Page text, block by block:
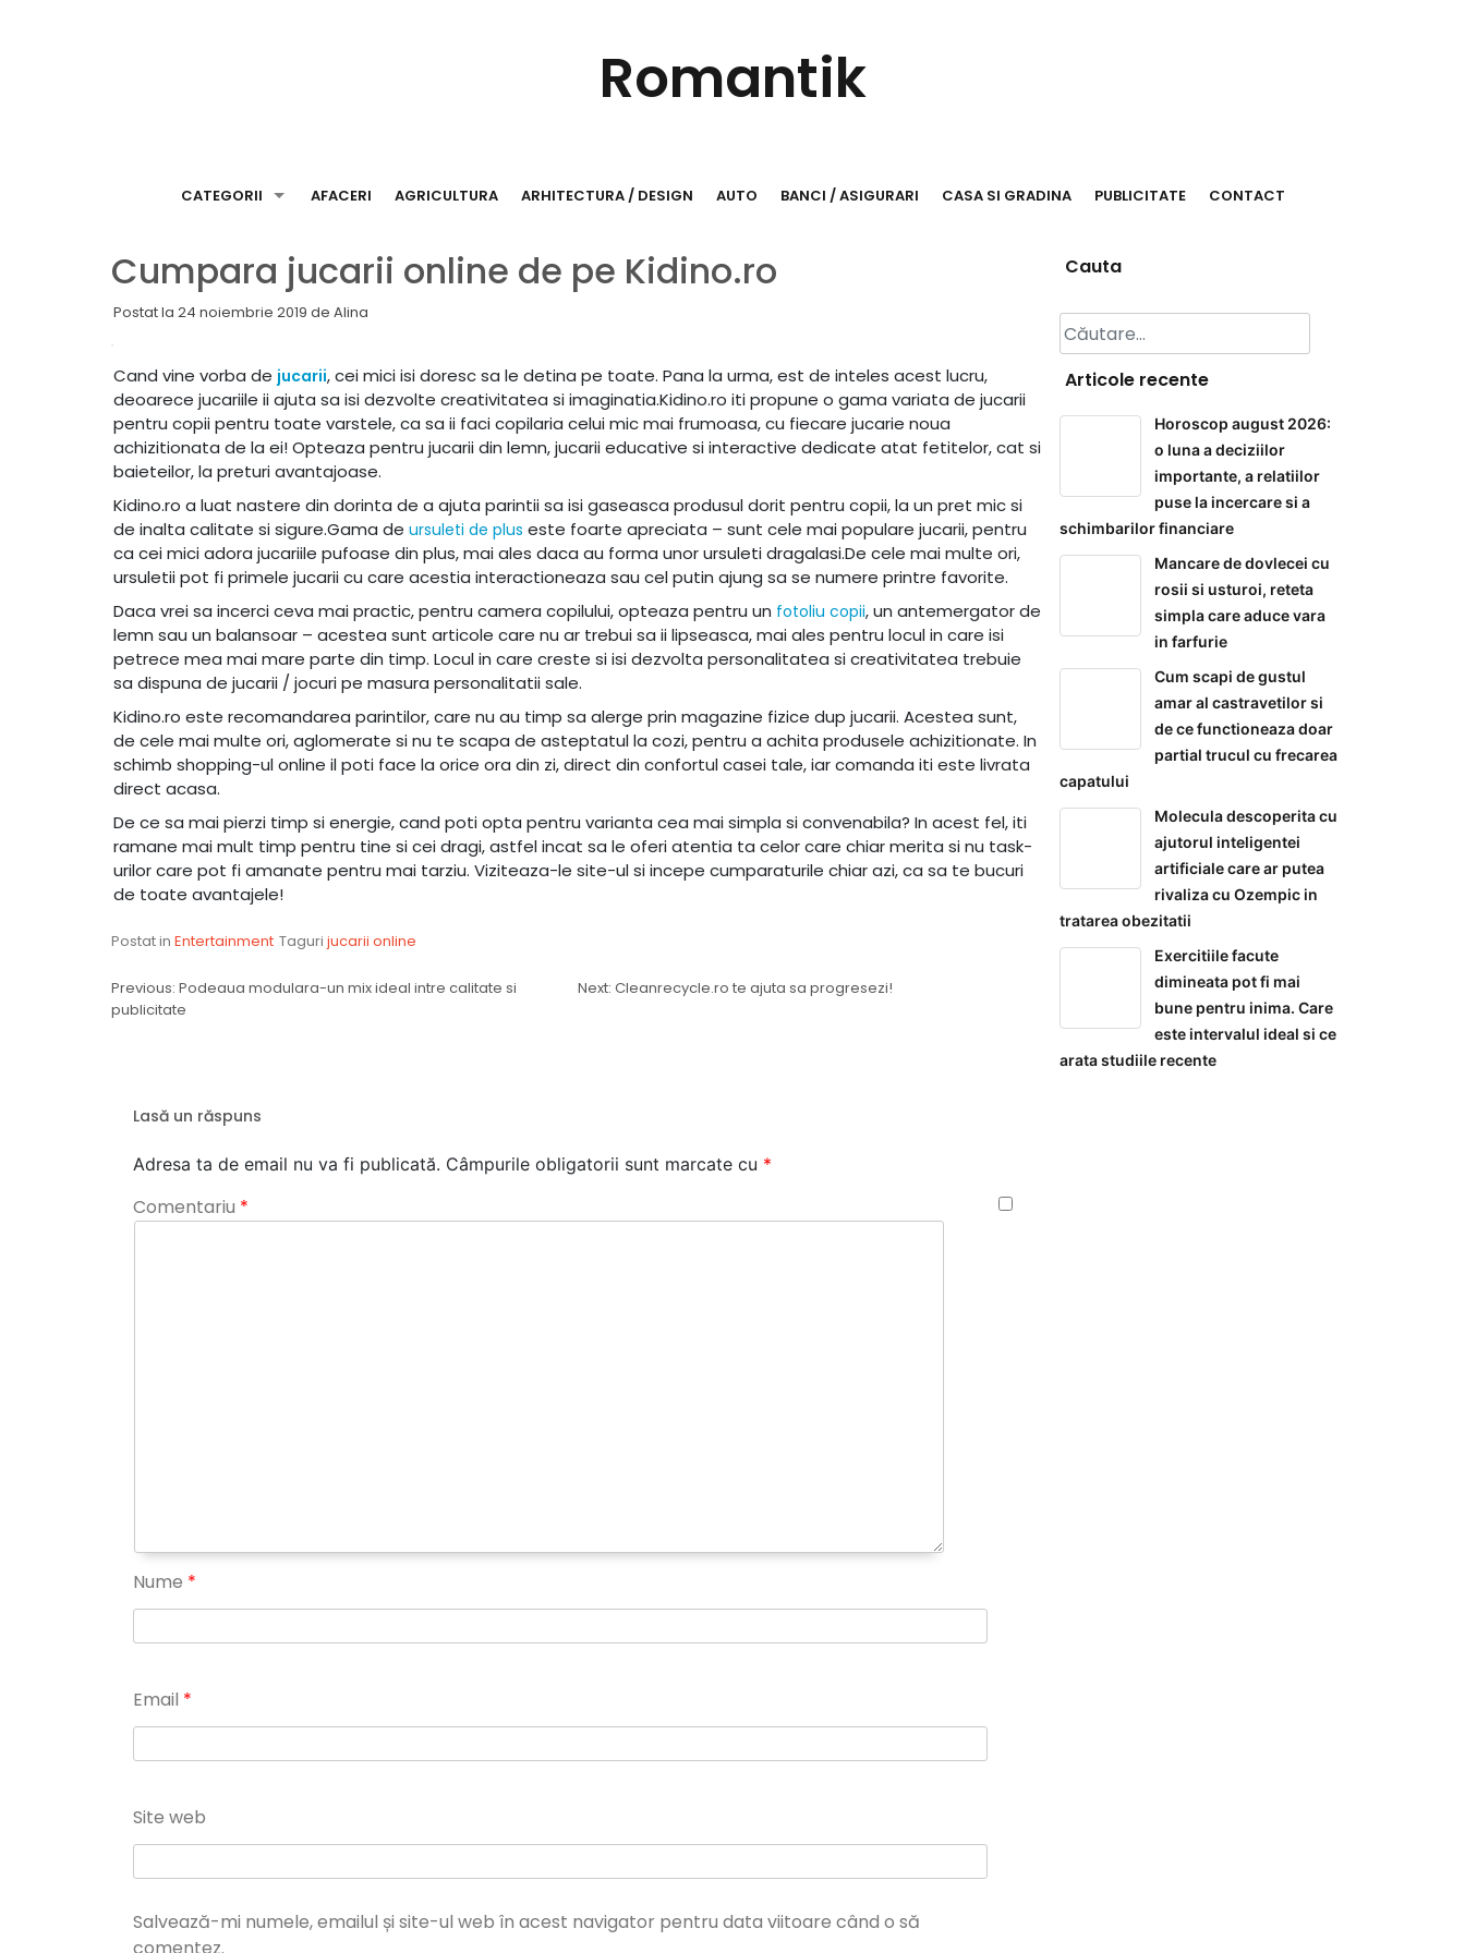
Romantik
CATEGORII AFACERI AGRICULTURA ARHITECTURA / DESIGN AUTO BANCI / ASIGURARI CASA SI GRADINA PUBLICITATE CONTACT
Cumpara jucarii online de pe Kidino.ro
Postat la 24 noiembrie 2019 de Alina
Cand vine vorba de jucarii, cei mici isi doresc sa le detina pe toate. Pana la urma, est de inteles acest lucru,
deoarece jucariile ii ajuta sa isi dezvolte creativitatea si imaginatia.Kidino.ro iti propune o gama variata de jucarii
pentru copii pentru toate varstele, ca sa ii faci copilaria celui mic mai frumoasa, cu fiecare jucarie noua
achizitionata de la ei! Opteaza pentru jucarii din lemn, jucarii educative si interactive dedicate atat fetitelor, cat si
baieteilor, la preturi avantajoase.
Kidino.ro a luat nastere din dorinta de a ajuta parintii sa isi gaseasca produsul dorit pentru copii, la un pret mic si
de inalta calitate si sigure.Gama de ursuleti de plus este foarte apreciata – sunt cele mai populare jucarii, pentru
ca cei mici adora jucariile pufoase din plus, mai ales daca au forma unor ursuleti dragalasi.De cele mai multe ori,
ursuletii pot fi primele jucarii cu care acestia interactioneaza sau cel putin ajung sa se numere printre favorite.
Daca vrei sa incerci ceva mai practic, pentru camera copilului, opteaza pentru un fotoliu copii, un antemergator de
lemn sau un balansoar – acestea sunt articole care nu ar trebui sa ii lipseasca, mai ales pentru locul in care isi
petrece mea mai mare parte din timp. Locul in care creste si isi dezvolta personalitatea si creativitatea trebuie
sa dispuna de jucarii / jocuri pe masura personalitatii sale.
Kidino.ro este recomandarea parintilor, care nu au timp sa alerge prin magazine fizice dup jucarii. Acestea sunt,
de cele mai multe ori, aglomerate si nu te scapa de asteptatul la cozi, pentru a achita produsele achizitionate. In
schimb shopping-ul online il poti face la orice ora din zi, direct din confortul casei tale, iar comanda iti este livrata
direct acasa.
De ce sa mai pierzi timp si energie, cand poti opta pentru varianta cea mai simpla si convenabila? In acest fel, iti
ramane mai mult timp pentru tine si cei dragi, astfel incat sa le oferi atentia ta celor care chiar merita si nu task-
urilor care pot fi amanate pentru mai tarziu. Viziteaza-le site-ul si incepe cumparaturile chiar azi, ca sa te bucuri
de toate avantajele!
Postat in Entertainment Taguri jucarii online
Navigare
Previous: Podeaua modulara-un mix ideal intre calitate si
publicitate
Next: Cleanrecycle.ro te ajuta sa progresezi!
Lasă un răspuns
Adresa ta de email nu va fi publicată. Câmpurile obligatorii sunt marcate cu *
Comentariu *
Nume *
Email *
Site web
Salvează-mi numele, emailul și site-ul web în acest navigator pentru data viitoare când o să
Cauta
Caută
după:
Articole recente
Horoscop august 2026:
o luna a deciziilor
importante, a relatiilor
puse la incercare si a
schimbarilor financiare
Mancare de dovlecei cu
rosii si usturoi, reteta
simpla care aduce vara
in farfurie
Cum scapi de gustul
amar al castravetilor si
de ce functioneaza doar
partial trucul cu frecarea
capatului
Molecula descoperita cu
ajutorul inteligentei
artificiale care ar putea
rivaliza cu Ozempic in
tratarea obezitatii
Exercitiile facute
dimineata pot fi mai
bune pentru inima. Care
este intervalul ideal si ce
arata studiile recente